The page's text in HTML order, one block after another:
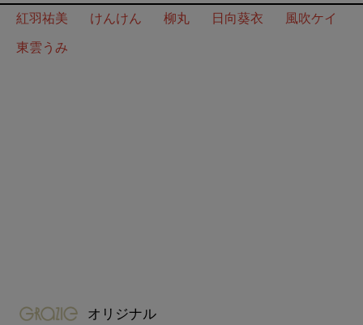
紅羽祐美 けんけん 柳丸 日向葵衣
風吹ケイ
東雲うみ
gravure-grazie
オリジナル